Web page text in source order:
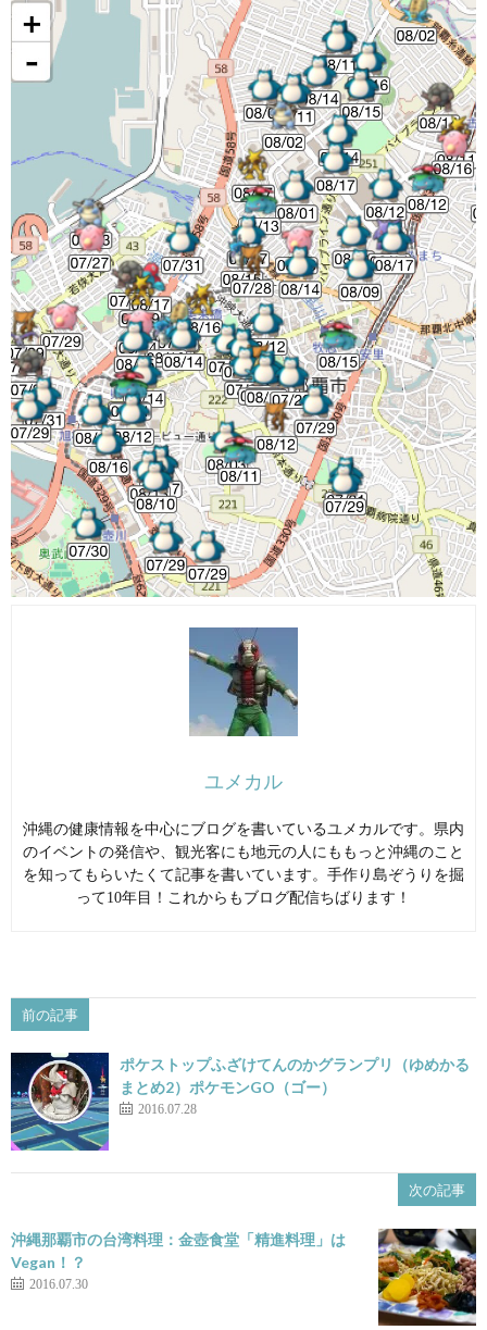
ユメカル
沖縄の健康情報を中心にブログを書いているユメカルです。県内
のイベントの発信や、観光客にも地元の人にももっと沖縄のこと
を知ってもらいたくて記事を書いています。手作り島ぞうりを掘
って10年目！これからもブログ配信ちばります！
前の記事
ポケストップふざけてんのかグランプリ（ゆめかる
まとめ2）ポケモンGO（ゴー）
2016.07.28
次の記事
沖縄那覇市の台湾料理：金壺食堂「精進料理」は
Vegan！？
2016.07.30